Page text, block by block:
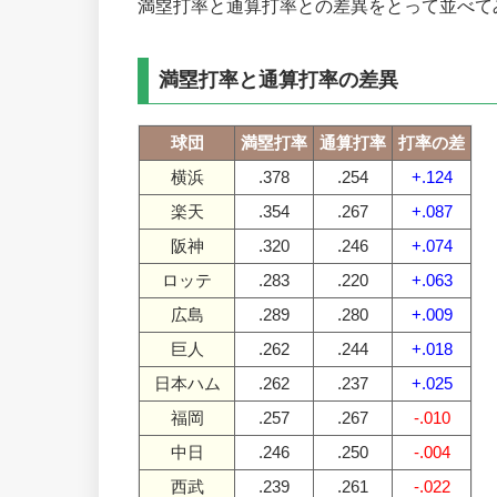
満塁打率と通算打率との差異をとって並べて
満塁打率と通算打率の差異
球団 満塁打率 通算打率
打率の差
横浜
.378 .254
+.124
楽天
.354 .267
+.087
阪神
.320 .246
+.074
ロッテ
.283 .220
+.063
広島
.289 .280
+.009
巨人
.262 .244
+.018
日本ハム
.262 .237
+.025
福岡
.257 .267
-.010
中日
.246 .250
-.004
西武
.239 .261
-.022